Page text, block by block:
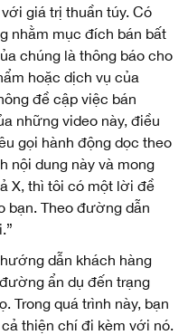
giá trị thuần túy. Có
nhằm mục đích bán bất
chúng là thông báo cho
hoặc dịch vụ của
đề cập việc bán
những video này, điều
gọi hành động dọc theo
nội dung này và mong
X, thì tôi có một lời đề
bạn. Theo đường dẫn
dẫn khách hàng
ẩn dụ đến trạng
Trong quá trình này, bạn
thiện chí đi kèm với nó.